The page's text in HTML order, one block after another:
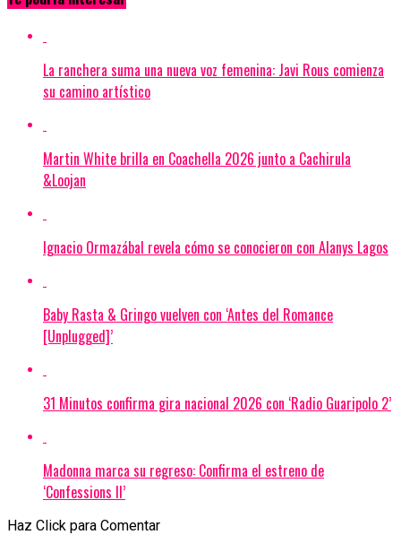
La ranchera suma una nueva voz femenina: Javi Rous comienza
su camino artístico
Martin White brilla en Coachella 2026 junto a Cachirula
&Loojan
Ignacio Ormazábal revela cómo se conocieron con Alanys Lagos
Baby Rasta & Gringo vuelven con ‘Antes del Romance
[Unplugged]’
31 Minutos confirma gira nacional 2026 con ‘Radio Guaripolo 2’
Madonna marca su regreso: Confirma el estreno de
‘Confessions II’
Haz Click para Comentar